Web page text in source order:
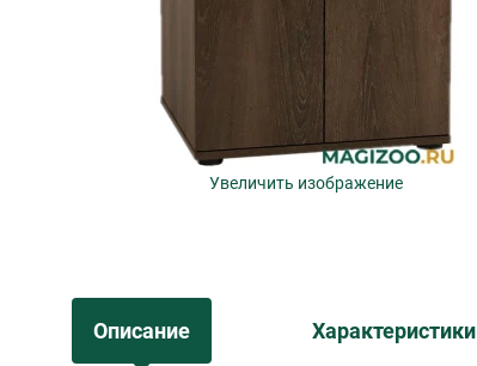
Увеличить изображение
Описание Характеристики